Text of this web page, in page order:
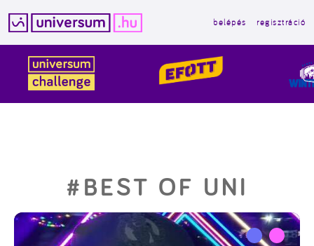
tartalomba
belépés regisztráció
#BEST OF UNI